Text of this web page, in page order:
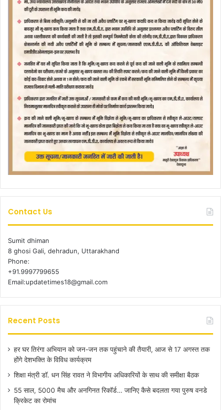
Contact Us
Sumit dhiman
8 ghosi Gali, dehradun, Uttarakhand
Phone:
+91.9997799655
Email:updatetimes18@gmail.com
Recent Posts
हर घर तिरंगा अभियान को जन-जन तक पहुंचाने की तैयारी, आज से 17 अगस्त तक
होंगे देशभक्ति के विविध कार्यक्रम
शिक्षा मंत्री डॉ. धन सिंह रावत ने विभागीय अधिकारियों के साथ की समीक्षा बैठक
55 साल, 5000 मैच और अनगिनत रिकॉर्ड… जानिए कैसे बदलता गया पुरुष वनडे
क्रिकेट का रोमांच